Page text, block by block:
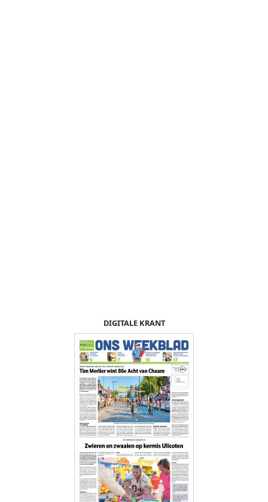
DIGITALE KRANT